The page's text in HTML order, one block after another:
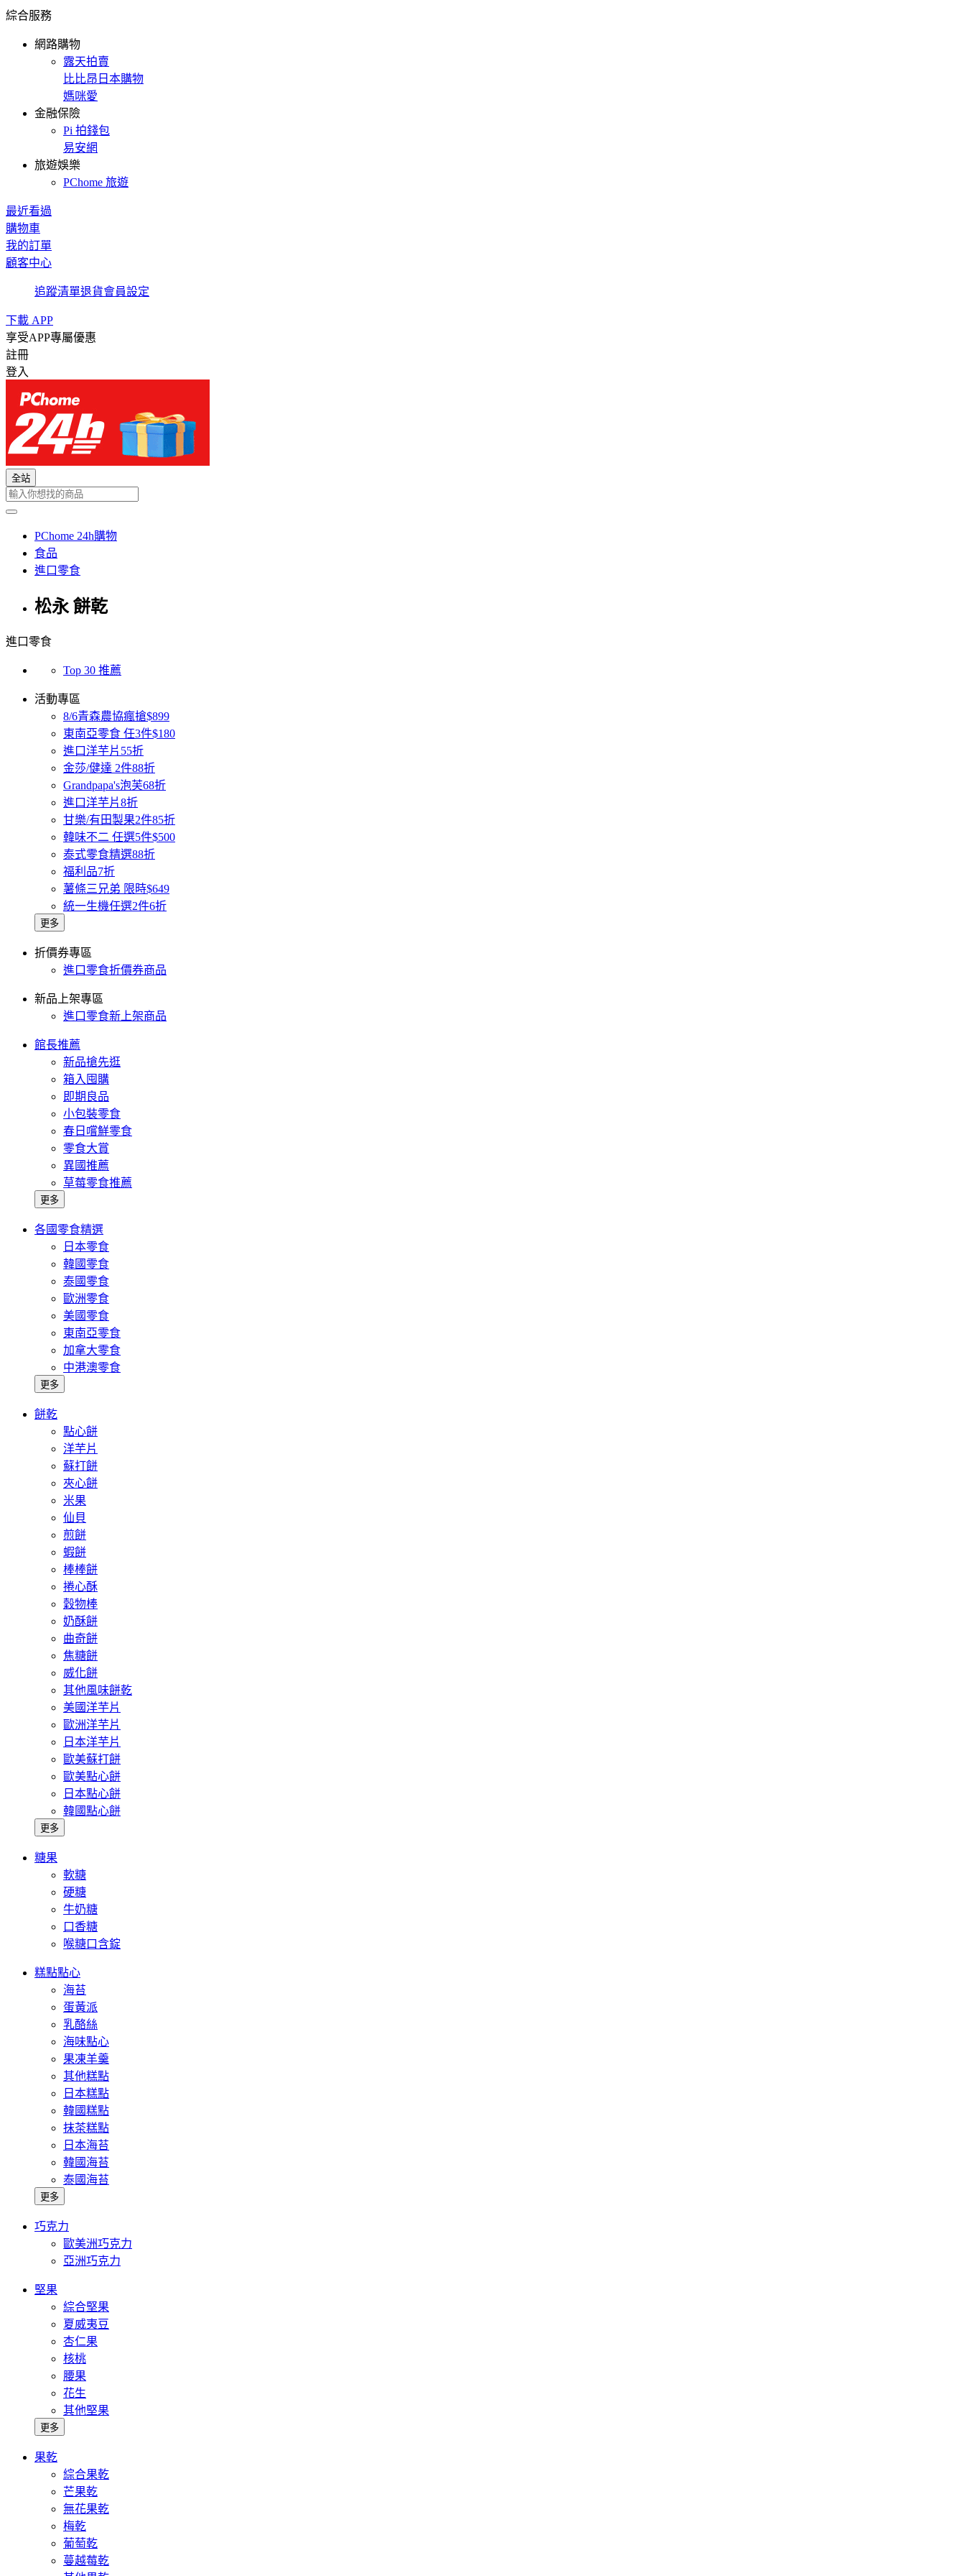
綜合服務
網路購物
露天拍賣
比比昂日本購物
媽咪愛
金融保險
Pi 拍錢包
易安網
旅遊娛樂
PChome 旅遊
最近看過
購物車
我的訂單
顧客中心
追蹤清單退貨會員設定
下載 APP
享受APP專屬優惠
註冊
登入
全站
PChome 24h購物
食品
進口零食
松永 餅乾
進口零食
Top 30 推薦
活動專區
8/6青森農協瘋搶$899
東南亞零食 任3件$180
進口洋芋片55折
金莎/健達 2件88折
Grandpapa's泡芙68折
進口洋芋片8折
甘樂/有田製果2件85折
韓味不二 任選5件$500
泰式零食精選88折
福利品7折
薯條三兄弟 限時$649
統一生機任選2件6折
更多
折價券專區
進口零食折價券商品
新品上架專區
進口零食新上架商品
館長推薦
新品搶先逛
箱入囤購
即期良品
小包裝零食
春日嚐鮮零食
零食大賞
異國推薦
草莓零食推薦
更多
各國零食精選
日本零食
韓國零食
泰國零食
歐洲零食
美國零食
東南亞零食
加拿大零食
中港澳零食
更多
餅乾
點心餅
洋芋片
蘇打餅
夾心餅
米果
仙貝
煎餅
蝦餅
棒棒餅
捲心酥
穀物棒
奶酥餅
曲奇餅
焦糖餅
威化餅
其他風味餅乾
美國洋芋片
歐洲洋芋片
日本洋芋片
歐美蘇打餅
歐美點心餅
日本點心餅
韓國點心餅
更多
糖果
軟糖
硬糖
牛奶糖
口香糖
喉糖口含錠
糕點點心
海苔
蛋黃派
乳酪絲
海味點心
果凍羊羹
其他糕點
日本糕點
韓國糕點
抹茶糕點
日本海苔
韓國海苔
泰國海苔
更多
巧克力
歐美洲巧克力
亞洲巧克力
堅果
綜合堅果
夏威夷豆
杏仁果
核桃
腰果
花生
其他堅果
更多
果乾
綜合果乾
芒果乾
無花果乾
梅乾
葡萄乾
蔓越莓乾